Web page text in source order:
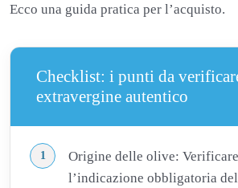
Ecco una guida pratica per l’acquisto.
Checklist: i punti da
extravergine autentico
Origine delle olive:
l’indicazione obbligatoria